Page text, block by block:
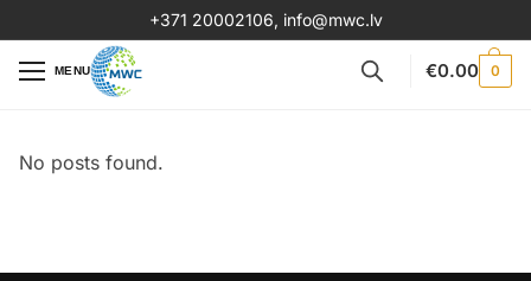
+371 20002106, info@mwc.lv
MENU €0.00 0
No posts found.